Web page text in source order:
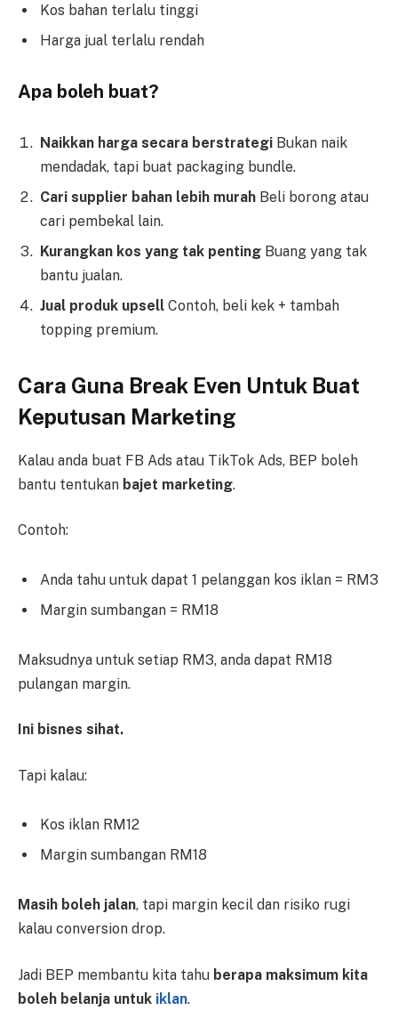
Kos bahan terlalu tinggi
Harga jual terlalu rendah
Apa boleh buat?
Naikkan harga secara berstrategi Bukan naik
mendadak, tapi buat packaging bundle.
Cari supplier bahan lebih murah Beli borong atau
cari pembekal lain.
Kurangkan kos yang tak penting Buang yang tak
bantu jualan.
Jual produk upsell Contoh, beli kek + tambah
topping premium.
Cara Guna Break Even Untuk Buat
Keputusan Marketing
Kalau anda buat FB Ads atau TikTok Ads, BEP boleh
bantu tentukan bajet marketing.
Contoh:
Anda tahu untuk dapat 1 pelanggan kos iklan = RM3
Margin sumbangan = RM18
Maksudnya untuk setiap RM3, anda dapat RM18
pulangan margin.
Ini bisnes sihat.
Tapi kalau:
Kos iklan RM12
Margin sumbangan RM18
Masih boleh jalan, tapi margin kecil dan risiko rugi
kalau conversion drop.
Jadi BEP membantu kita tahu berapa maksimum kita
boleh belanja untuk iklan.